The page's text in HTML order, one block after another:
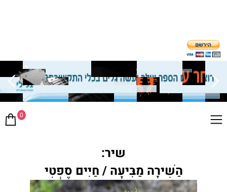
0
שיר:
הַשִּׁירָה מַבִּיעָה / חַיִּים סֶפְטִי